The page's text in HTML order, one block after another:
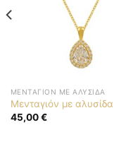
ΜΕΝΤΑΓΙΌΝ ΜΕ ΑΛΥΣΊΔΑ
Μενταγιόν με αλυσίδα
45,00€